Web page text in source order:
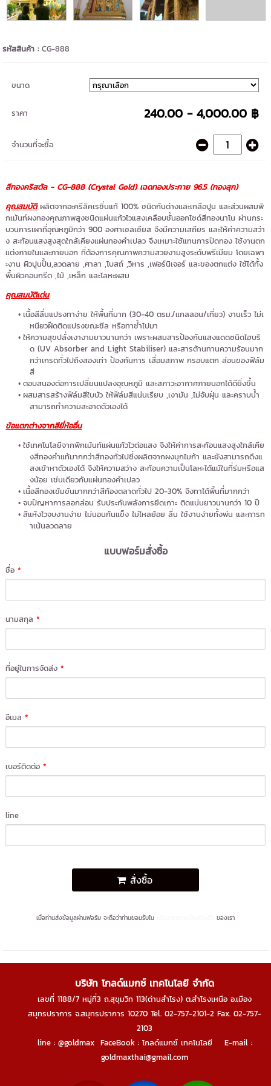
รหัสสินค้า :CG-888
ขนาด
ราคา 240.00 - 4,000.00 ฿
จำนวนที่จะซื้อ
สีทองคริสตัล - CG-888 (Crystal Gold)เฉดทองประกาย 96.5 (ทองสุก)
คุณสมบัติ ผลิตจากอะครีลิคเรซิ่นแท้ 100% ชนิดกันด่างและเกลือปูน และส่วนผสมพิ
กเม้นท์ผงทองคุณภาพสูงชนิดแผ่นแก้วไวแสงเคลือบชั้นออกไซด์สีทองนาโน ผ่านกระ
บวนการเผาที่อุณหภูมิกว่า 900 องศาเซลเซียส จึงมีความเสถียร และให้ค่าความสว่า
ง สะท้อนแสงสูงสุดใกล้เคียงแผ่นทองคำเปลว จึงเหมาะใช้แทนการปิดทอง ใช้งานตก
แต่งภายในและภายนอก ที่ต้องการคุณภาพความสวยงามสูงระดับพรีเมียม โดยเฉพา
ะงาน ผิวปูนปั้น,ลวดลาย ,ศาลา ,โบสถ์ ,วิหาร ,เฟอร์นิเจอร์ และของตกแต่ง ใช้ได้ทั้ง
พื้นผิวคอนกรีต ,ไม้ ,เหล็ก และโลหะผสม
คุณสมบัติเด่น
เนื้อสีลื่นแปรงทาง่าย ให้พื้นที่มาก (30-40 ตรม./แกลลอน/เที่ยว) งานเร็ว ไม่เ
หนียวฝืดติดแปรงขณะซีล หรือทาซ้ำไปมา
ให้ความสุขปลั่งเงางามยาวนานกว่า เพราะผสมสารป้องกันแสงแดดชนิดไฮบริ
ด (UV Absorber and Light Stabiliser) และสารต้านทานความร้อนมาก
กว่าเกรดทั่วไปถึงสองเท่า ป้องกันการ เสื่อมสภาพ กรอบแตก ล่อนของฟิล์ม
สี
ตอบสนองต่อการเปลี่ยนแปลงอุณหภูมิ และสภาวะอากาศภายนอกได้ดียิ่งขึ้น
ผสมสารสร้างฟิล์มสีใบบัว ให้ฟิล์มสีแน่นเรียบ ,เงามัน ,ไม่จับฝุ่น และคราบน้ำ
สามารถทำความสะอาดตัวเองได้
ข้อแตกต่างจากสียี่ห้ออื่น
ใช้เทคโนโลยีจากพิกเม้นท์แผ่นแก้วไวต่อแสง จึงให้ค่าการสะท้อนแสงสูงใกล้เคีย
งสีทองคำแท้มากกว่าสีทองทั่วไปซึ่งผลิตจากผงมุกไมก้า และยังสามารถดึงแ
สงเข้าหาตัวเองได้ จึงให้ความสว่าง สะท้อนความเป็นโลหะได้แม้ในที่ร่มหรือแส
งน้อย เช่นเดียวกับแผ่นทองคำเปลว
เนื้อสีทองเข้มขันมากกว่าสีท้องตลาดทั่วไป 20-30% จึงทาได้พิ้นที่มากกว่า
จบปัญหาการลอกล่อน รับประกันพลังการยึดเกาะ ติดแน่นยาวนานกว่า 10 ปี
สีแห้งไวจบงานง่าย ไม่นอนก้นแข็ง ไม่ไหลย้อย ลื่น ใช้งานง่ายทั้งพ่น และการท
าเน้นลวดลาย
แบบฟอร์มสั่งซื้อ
ชื่อ*
นามสกุล*
ที่อยู่ในการจัดส่ง*
อีเมล*
เบอร์ติดต่อ*
line
สั่งซื้อ
เมื่อท่านส่งข้อมูลผ่านฟอร์ม จะถือว่าท่านยอมรับใน ของเรา
บริษัท โกลด์แมกซ์ เทคโนโลยี จำกัด
เลขที่ 1188/7 หมู่ที่3 ถ.สุขุมวิท 113(ด่านสำโรง) ต.สำโรงเหนือ อ.เมือง
สมุทรปราการ จ.สมุทรปราการ 10270 Tel. 02-757-2101-2 Fax. 02-757-
2103
line : @goldmax FaceBook : โกลด์แมกซ์ เทคโนโลยี E-mail :
goldmaxthai@gmail.com